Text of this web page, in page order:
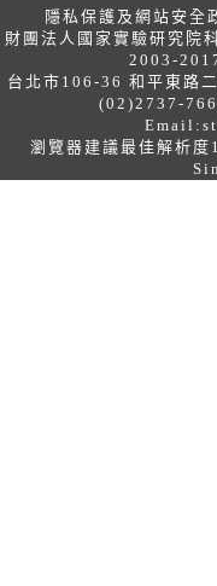
隱私保護及網站安全
財團法人國家實驗研究院
2003-
台北市106-36 和平東路
(02)2737-
Email:
瀏覽器建議最佳解析